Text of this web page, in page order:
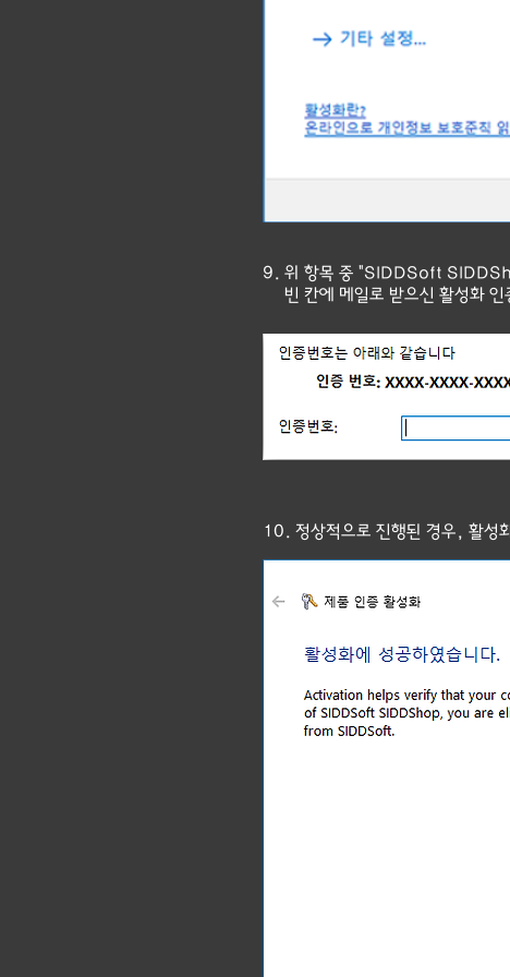
9. 위 항목 중 "SIDDSoft
빈 칸에 메일로 받으신 활성화 인
10. 정상적으로 진행된 경우, 활성